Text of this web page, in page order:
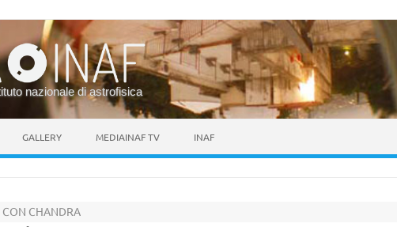
nazionale di astrofisica
GALLERY MEDIAINAF TV INAF
CON CHANDRA